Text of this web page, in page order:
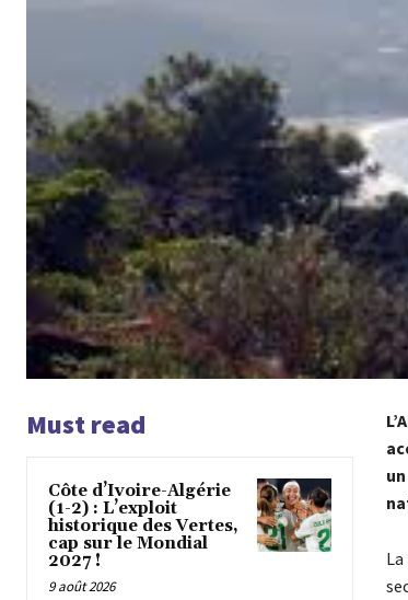
Must read
Côte d’Ivoire-Algérie
(1-2) : L’exploit
historique des Vertes,
cap sur le Mondial
2027 !
9 août 2026